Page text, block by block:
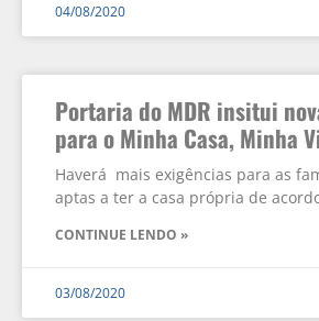
04/08/2020
Portaria do MDR insitui
para o Minha Casa, Minha
Haverá mais exigências para as
aptas a ter a casa própria de
CONTINUE LENDO »
03/08/2020